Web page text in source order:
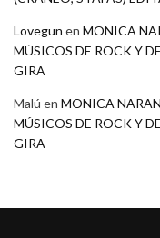
Lovegun en MONICA
MÚSICOS DE ROCK Y
GIRA
Malú en MONICA
MÚSICOS DE ROCK Y
GIRA